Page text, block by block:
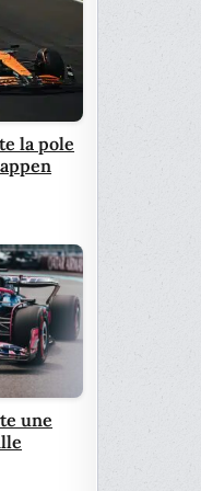
la pole
une